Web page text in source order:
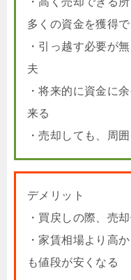
多くの資金を獲得
・引っ越す必要が
夫
・将来的に資金に
来る
・売却しても、周
デメリット
・買戻しの際、売
・家賃相場より高
も値段が安くなる